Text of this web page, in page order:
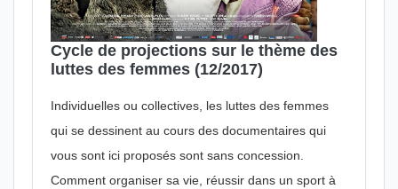
Cycle de projections sur le thème des
luttes des femmes (12/2017)
Individuelles ou collectives, les luttes des femmes
qui se dessinent au cours des documentaires qui
vous sont ici proposés sont sans concession.
Comment organiser sa vie, réussir dans un sport à